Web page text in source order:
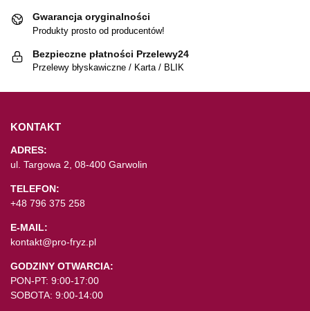
Gwarancja oryginalności
Produkty prosto od producentów!
Bezpieczne płatności Przelewy24
Przelewy błyskawiczne / Karta / BLIK
KONTAKT
ADRES:
ul. Targowa 2, 08-400 Garwolin
TELEFON:
+48 796 375 258
E-MAIL:
kontakt@pro-fryz.pl
GODZINY OTWARCIA:
PON-PT: 9:00-17:00
SOBOTA: 9:00-14:00